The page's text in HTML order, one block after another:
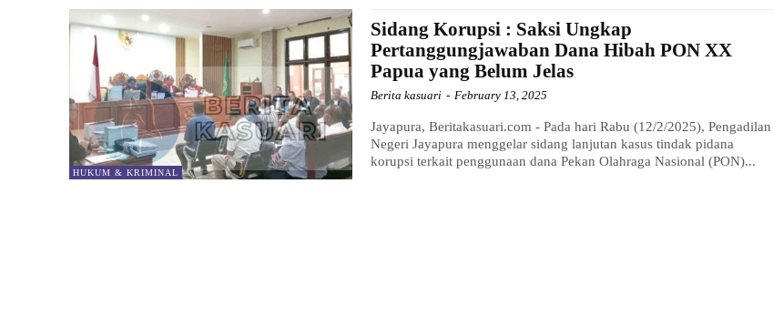
HUKUM & KRIMINAL
Sidang Korupsi : Saksi Ungkap
Pertanggungjawaban Dana Hibah PON XX
Papua yang Belum Jelas
Berita kasuari - February 13, 2025
Jayapura, Beritakasuari.com - Pada hari Rabu (12/2/2025), Pengadilan
Negeri Jayapura menggelar sidang lanjutan kasus tindak pidana
korupsi terkait penggunaan dana Pekan Olahraga Nasional (PON)...